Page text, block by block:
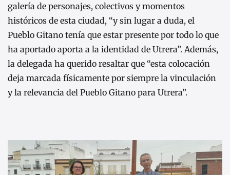
galería de personajes, colectivos y momentos
históricos de esta ciudad, “y sin lugar a duda, el
Pueblo Gitano tenía que estar presente por todo lo que
ha aportado aporta a la identidad de Utrera”. Además,
la delegada ha querido resaltar que “esta colocación
deja marcada físicamente por siempre la vinculación
y la relevancia del Pueblo Gitano para Utrera”.